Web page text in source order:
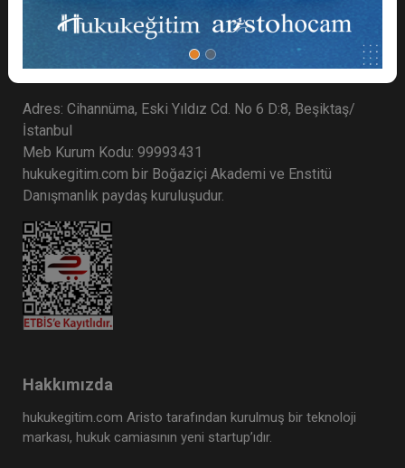
Adres: Cihannüma, Eski Yıldız Cd. No 6 D:8, Beşiktaş/
İstanbul
Meb Kurum Kodu: 99993431
hukukegitim.com bir Boğaziçi Akademi ve Enstitü
Danışmanlık paydaş kuruluşudur.
Hakkımızda
hukukegitim.com Aristo tarafından kurulmuş bir teknoloji
markası, hukuk camiasının yeni startup’ıdır.